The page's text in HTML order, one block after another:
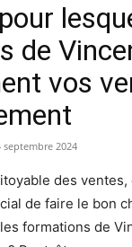
de
vos
septembre 2024
des
de faire le bon
formations de